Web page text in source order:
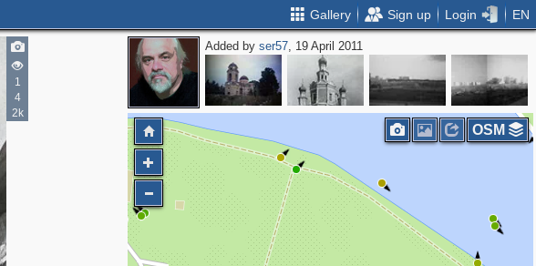
Gallery Sign up Login EN
1
4
2k
Added byser57, 19 April 2011
OSM